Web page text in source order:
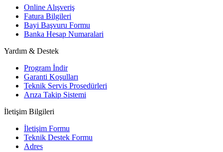
Online Alışveriş
Fatura Bilgileri
Bayi Başvuru Formu
Banka Hesap Numaralari
Yardım & Destek
Program İndir
Garanti Koşulları
Teknik Servis Prosedürleri
Arıza Takip Sistemi
İletişim Bilgileri
İletişim Formu
Teknik Destek Formu
Adres